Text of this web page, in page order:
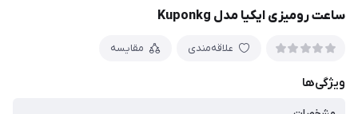
ساعت رومیزی ایکیا مدل Kuponkg
علاقه‌مندی مقایسه
ویژگی‌ها